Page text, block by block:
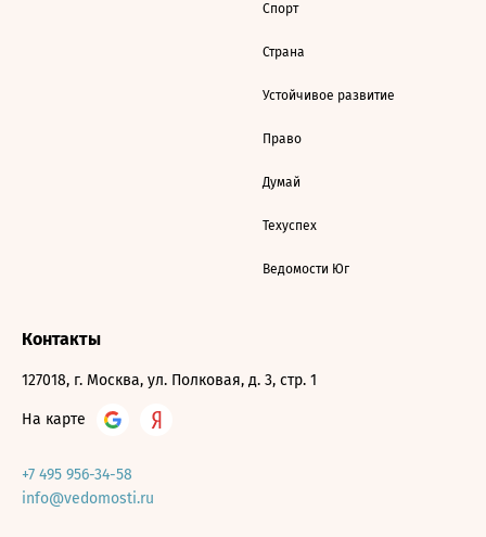
Спорт
Страна
Устойчивое развитие
Право
Думай
Техуспех
Ведомости Юг
Контакты
127018, г. Москва, ул. Полковая, д. 3, стр. 1
На карте
+7 495 956-34-58
info@vedomosti.ru